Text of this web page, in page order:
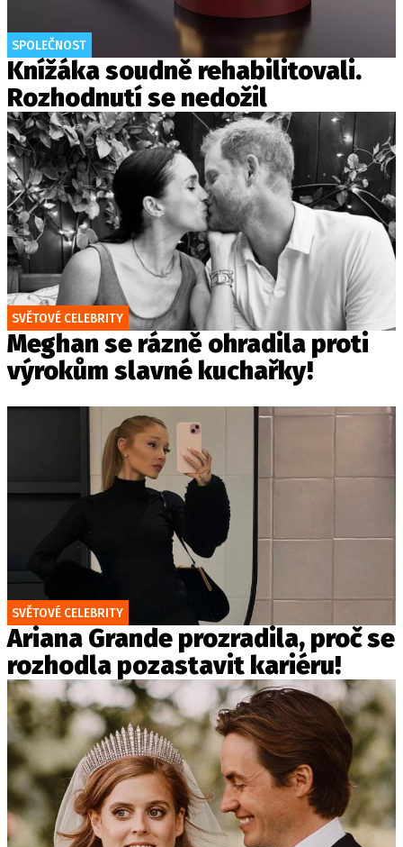
SPOLEČNOST
Knížáka soudně rehabilitovali.
Rozhodnutí se nedožil
SVĚTOVÉ CELEBRITY
Meghan se rázně ohradila proti
výrokům slavné kuchařky!
SVĚTOVÉ CELEBRITY
Ariana Grande prozradila, proč se
rozhodla pozastavit kariéru!